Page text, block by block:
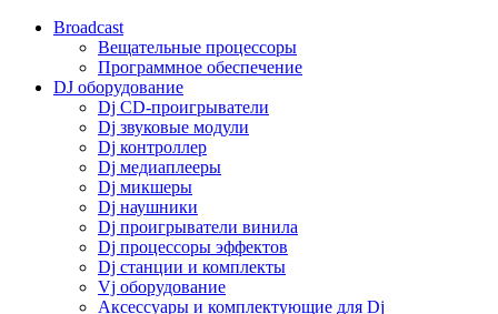
Broadcast
Вещательные процессоры
Программное обеспечение
DJ оборудование
Dj CD-проигрыватели
Dj звуковые модули
Dj контроллер
Dj медиаплееры
Dj микшеры
Dj наушники
Dj проигрыватели винила
Dj процессоры эффектов
Dj станции и комплекты
Vj оборудование
Аксессуары и комплектующие для Dj